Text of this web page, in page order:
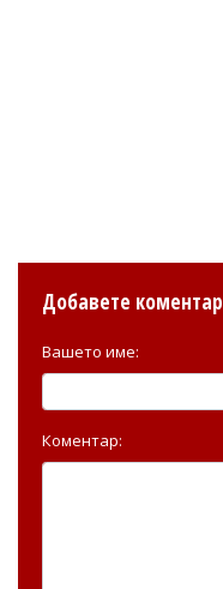
Добавете коментар
Вашето име:
Коментар: